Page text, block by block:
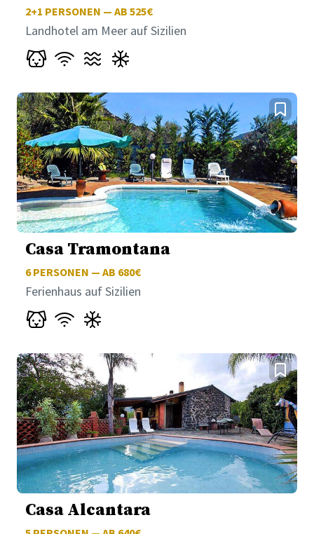
2+1 PERSONEN — AB 525€
Landhotel am Meer auf Sizilien
Casa Tramontana
6PERSONEN — AB 680€
Ferienhaus auf Sizilien
Casa Alcantara